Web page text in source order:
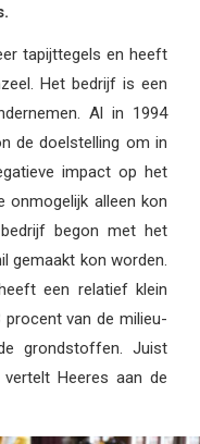
tapijttegels en heeft
Het bedrijf is een
Al in 1994
de doelstelling om in
impact op het
onmogelijk alleen kon
begon met het
gemaakt kon worden.
een relatief klein
van de milieu-
grondstoffen. Juist
Heeres aan de